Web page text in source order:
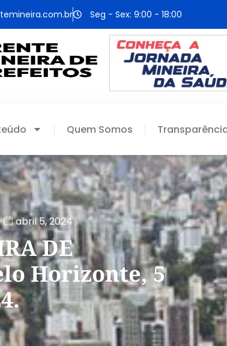
Seg - Sex: 9:00 - 18:00
Quem Somos
abril 5, 2024
DE
Horizonte, 5